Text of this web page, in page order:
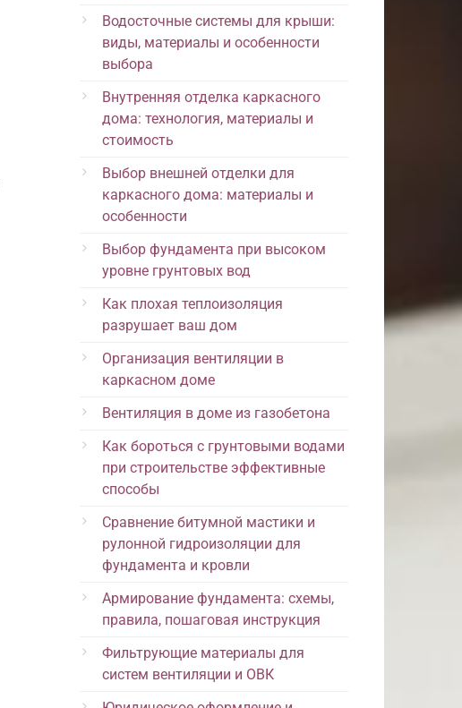
Водосточные системы для крыши:
виды, материалы и особенности
выбора
Внутренняя отделка каркасного
дома: технология, материалы и
стоимость
Выбор внешней отделки для
каркасного дома: материалы и
особенности
Выбор фундамента при высоком
уровне грунтовых вод
Как плохая теплоизоляция
разрушает ваш дом
Организация вентиляции в
каркасном доме
Вентиляция в доме из газобетона
Как бороться с грунтовыми водами
при строительстве эффективные
способы
Сравнение битумной мастики и
рулонной гидроизоляции для
фундамента и кровли
Армирование фундамента: схемы,
правила, пошаговая инструкция
Фильтрующие материалы для
систем вентиляции и ОВК